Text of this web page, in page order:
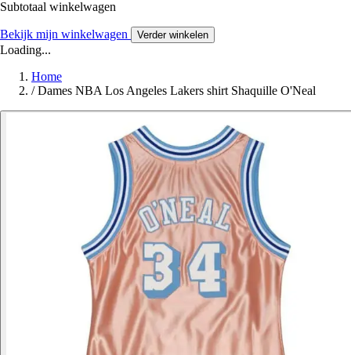
Subtotaal winkelwagen
Bekijk mijn winkelwagen Verder winkelen
Loading...
Home
/ Dames NBA Los Angeles Lakers shirt Shaquille O'Neal